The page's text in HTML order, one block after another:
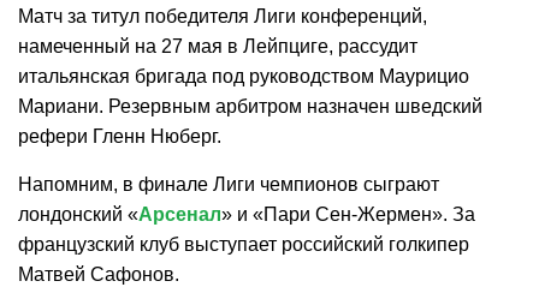
Матч за титул победителя Лиги конференций,
намеченный на 27 мая в Лейпциге, рассудит
итальянская бригада под руководством Маурицио
Мариани. Резервным арбитром назначен шведский
рефери Гленн Нюберг.
Напомним, в финале Лиги чемпионов сыграют
лондонский «Арсенал» и «Пари Сен-Жермен». За
французский клуб выступает российский голкипер
Матвей Сафонов.